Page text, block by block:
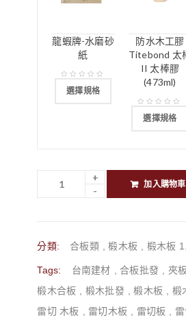
龍蝦牌-水磨砂
紙
選擇規格
防水木工膠
Titebond 太
II 太棒膠
(473ml)
選擇規格
加入購物車
分類: 合板類 ,椴木板 , 椴木板
Tags: 台南建材 , 合板批發 , 夾
椴木合板 , 椴木批發 ,椴木板 , 椴
雷切 木板 , 雷切木板 , 雷切板 ,